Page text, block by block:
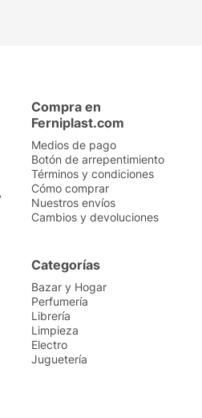
Compra en
Ferniplast.com
Medios de pago
Botón de arrepentimiento
Términos y condiciones
Cómo comprar
Nuestros envíos
Cambios y devoluciones
Categorías
Bazar y Hogar
Perfumería
Librería
Limpieza
Electro
Juguetería